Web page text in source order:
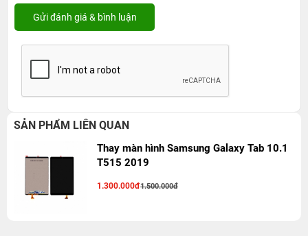
SẢN PHẨM LIÊN QUAN
Thay màn hình Samsung Galaxy Tab 10.1
T515 2019
1.300.000đ1.500.000đ